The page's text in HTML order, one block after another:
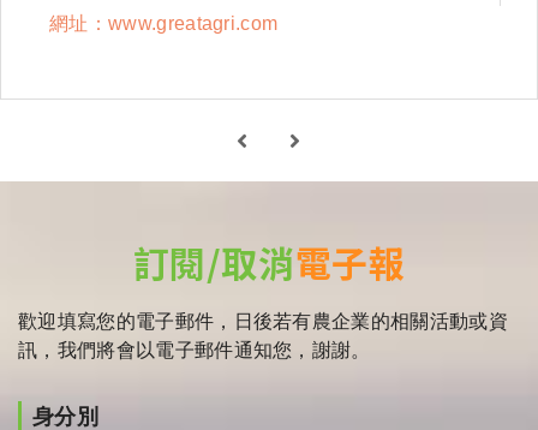
網址：www.greatagri.com
訂閱/取消電子報
歡迎填寫您的電子郵件，日後若有農企業的相關活動或資
訊，我們將會以電子郵件通知您，謝謝。
身分別